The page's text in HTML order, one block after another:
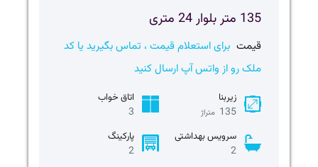
135 متر بلوار 24 متری
قیمت برای استعلام قیمت ، تماس بگیرید یا کد
ملک رو از واتس آپ ارسال کنید
زیربنا
135 متراژ
اتاق خواب
3
سرویس بهداشتی
2
پارکینگ
2